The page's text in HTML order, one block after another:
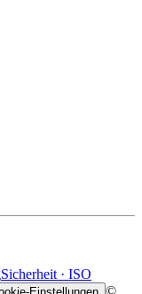
Sicherheit · ISO
©